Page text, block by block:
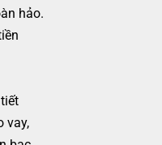
hảo.
vay,